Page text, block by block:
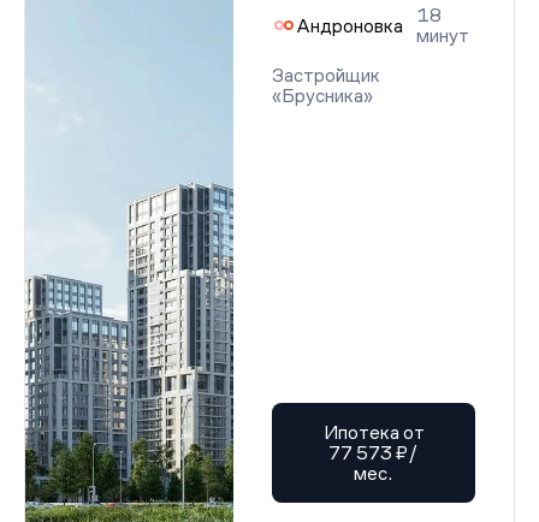
Андроновка
18
минут
Застройщик
«Брусника»
Ипотека от
77 573 ₽/
мес.